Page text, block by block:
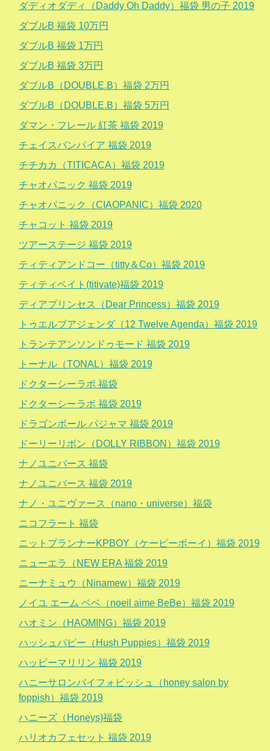
ダディオダディ（Daddy Oh Daddy）福袋 男の子 2019
ダブルB 福袋 10万円
ダブルB 福袋 1万円
ダブルB 福袋 3万円
ダブルB（DOUBLE.B）福袋 2万円
ダブルB（DOUBLE.B）福袋 5万円
ダマン・フレール 紅茶 福袋 2019
チェイスバンパイア 福袋 2019
チチカカ（TITICACA）福袋 2019
チャオパニック 福袋 2019
チャオパニック（CIAOPANIC）福袋 2020
チャコット 福袋 2019
ツアーステージ 福袋 2019
ティティアンドコー（titty＆Co）福袋 2019
ティティベイト(titivate)福袋 2019
ディアプリンセス（Dear Princess）福袋 2019
トゥエルブアジェンダ（12 Twelve Agenda）福袋 2019
トランテアンソンドゥモード 福袋 2019
トーナル（TONAL）福袋 2019
ドクターシーラボ 福袋
ドクターシーラボ 福袋 2019
ドラゴンボール パジャマ 福袋 2019
ドーリーリボン（DOLLY RIBBON）福袋 2019
ナノユニバース 福袋
ナノユニバース 福袋 2019
ナノ・ユニヴァース（nano・universe）福袋
ニコフラート 福袋
ニットプランナーKPBOY（ケーピーボーイ）福袋 2019
ニューエラ（NEW ERA 福袋 2019
ニーナミュウ（Ninamew）福袋 2019
ノイユ エーム ベベ（noeil aime BeBe）福袋 2019
ハオミン（HAOMING）福袋 2019
ハッシュパピー（Hush Puppies）福袋 2019
ハッピーマリリン 福袋 2019
ハニーサロンバイフォビッシュ（honey salon by
foppish）福袋 2019
ハニーズ（Honeys)福袋
ハリオカフェセット 福袋 2019